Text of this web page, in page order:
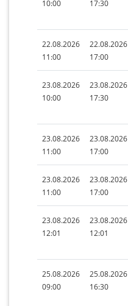
10:00
17:30
22.08.2026
11:00
22.08.2026
17:00
23.08.2026
10:00
23.08.2026
17:30
23.08.2026
11:00
23.08.2026
17:00
23.08.2026
11:00
23.08.2026
17:00
23.08.2026
12:01
23.08.2026
12:01
25.08.2026
09:00
25.08.2026
16:30